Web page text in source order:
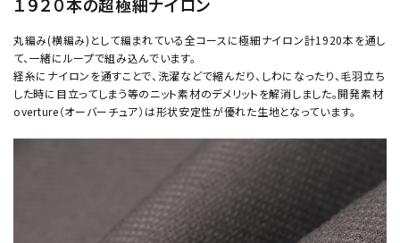
丸編み(横編み)として編まれている全コースに極細ナイロン計1920本を通し
て、一緒にループで組み込んでいます。
経糸にナイロンを通すことで、洗濯などで縮んだり、しわになったり、毛羽立ち
した時に目立ってしまう等のニット素材のデメリットを解消しました。開発素材
overture（オーバーチュア）は形状安定性が優れた生地となっています。